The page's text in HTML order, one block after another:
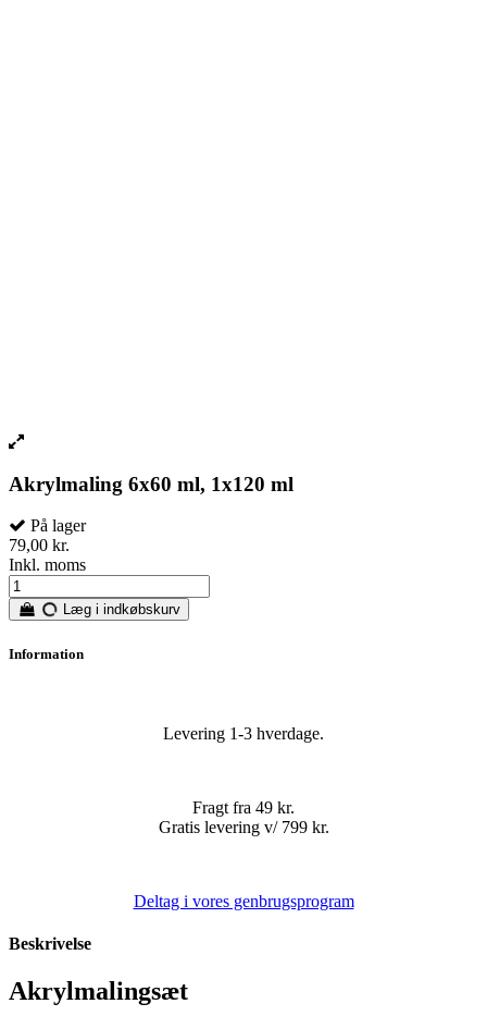
Akrylmaling 6x60 ml, 1x120 ml
På lager
79,00 kr.
Inkl. moms
Læg i indkøbskurv
Information
Levering 1-3 hverdage.
Fragt fra 49 kr.
Gratis levering v/ 799 kr.
Deltag i vores genbrugsprogram
Beskrivelse
Akrylmalingsæt